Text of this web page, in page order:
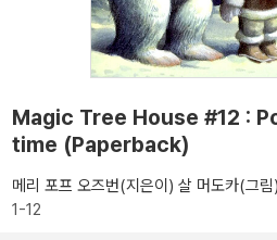
Magic Tree House #12 :
time (Paperback)
메리 포프 오즈번(지은이) 살 머도카(그림)
1-12